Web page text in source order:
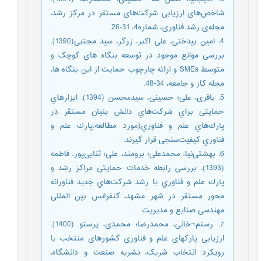
شاخص‌های ارزیابی شرکت‌های مستقر در مرکز رشد،
مجله‌ی رشد فناوری، شماره4، 31-26.
4. امین بیدختی، علی اکبر، زرگر، سید مجتبی(1390).
بررسی موانع موجود در توسعه بنگاه های کوچک و
متوسط SMEs و ارائه چارچوب حمایت از این بنگاه ها،
مجله کار و جامعه، 34-48.
5. باقری، علی؛ حسینی، سیدمحسن (1394). اﺑﺰارﻫﺎي
ﺣﻤﺎﯾﺘﯽ ﺑﺮاي ﺷﺮﮐﺖ‌ﻫﺎي داﻧﺶ ﺑﻨﯿﺎن ﻣﺴﺘﻘﺮ در
ﭘﺎرك‌ﻫﺎي ﻋﻠﻢ و ﻓﻨﺎوري(ﻣﻮرد ﻣﻄﺎﻟﻌﻪ:ﭘﺎرك ﻋﻠﻢ و
ﻓﻨﺎوري کیفیت‌سنجی قرار گیرند.
6. بهشتی‌نیا، محمدعلی؛ برومند، علی؛ ثنایی‌پور، فاطمه
(1393). ﺑﺮرﺳﯽ راﺑﻄﻪ ﺧﺪﻣﺎت ﺣﻤﺎﯾﺘﯽ ﻣﺮاﮐﺰ رﺷﺪ و
ﭘﺎرك ﻋﻠﻢ و ﻓﻨﺎوري ﺑﺎ رﺷﺪ ﺷﺮﮐﺖﻫﺎي ﺟﺪﯾﺪ ﻓﻨﺎوراﻧﻪ
ﻣﺤﻮر ﻣﺴﺘﻘﺮ در ﺷﻬﺮ ﻣﺸﻬﺪ، کنفرانس بین المللی
مهندسی صنایع و مدیریت.
7. رستم¬خانی، محمدرضا؛ محمدی، پرستو (1400).
ارزیابی پارکهای علم و فناوری کشورهای منتخب با
رویکرد انتخاب شریک، نشریه صنعت و دانشگاه،